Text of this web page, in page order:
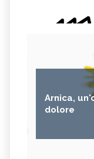
Arnica,
dolore